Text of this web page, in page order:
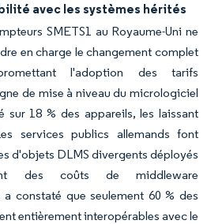
avec les systèmes hérités
SMETS1 au Royaume-Uni ne
en charge le changement complet
l'adoption des tarifs
de mise à niveau du micrologiciel
sur 18 % des appareils, les laissant
services publics allemands font
d'objets DLMS divergents déployés
des coûts de middleware
constaté que seulement 60 % des
entièrement interopérables avec le